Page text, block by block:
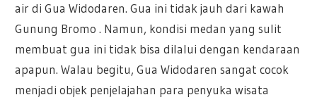
air di Gua Widodaren. Gua ini tidak jauh dari kawah
Gunung Bromo . Namun, kondisi medan yang sulit
membuat gua ini tidak bisa dilalui dengan kendaraan
apapun. Walau begitu, Gua Widodaren sangat cocok
menjadi objek penjelajahan para penyuka wisata